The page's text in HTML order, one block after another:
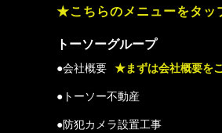
★こちらのメニューをタッ
トーソーグループ
●会社概要 ★まずは会社概要を
●トーソー不動産
●防犯カメラ設置工事